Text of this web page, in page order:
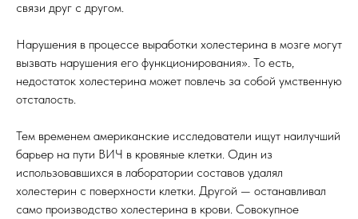
связи друг с другом.
Нарушения в процессе выработки холестерина в мозге могут
вызвать нарушения его функционирования». То есть,
недостаток холестерина может повлечь за собой умственную
отсталость.
Тем временем американские исследователи ищут наилучший
барьер на пути ВИЧ в кровяные клетки. Один из
использовавшихся в лаборатории составов удалял
холестерин с поверхности клетки. Другой — останавливал
само производство холестерина в крови. Совокупное